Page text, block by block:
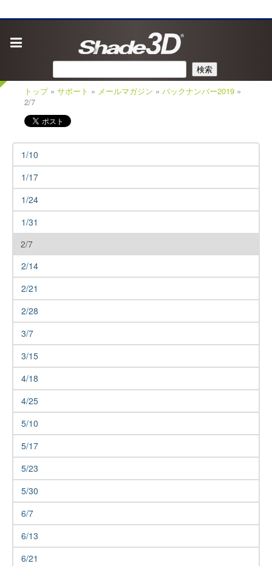
検索
トップ» サポート » メールマガジン » バックナンバー2019 »
2/7
1/10
1/17
1/24
1/31
2/7
2/14
2/21
2/28
3/7
3/15
4/18
4/25
5/10
5/17
5/23
5/30
6/7
6/13
6/21